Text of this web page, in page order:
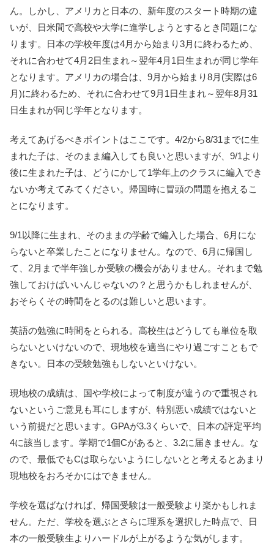
ん。しかし、アメリカと日本の、新年度のスタート時期の違
いが、日米間で高校や大学に進学しようとするとき問題にな
ります。日本の学校年度は4月から始まり3月に終わるため、
それに合わせて4月2日生まれ～翌年4月1日生まれが同じ学年
となります。アメリカの場合は、9月から始まり8月(実際は6
月)に終わるため、それに合わせて9月1日生まれ～翌年8月31
日生まれが同じ学年となります。
考えてあげるべきポイントはここです。4/2から8/31までに生
まれた子は、そのまま編入しても良いと思いますが、9/1より
後に生まれた子は、どうにかして1学年上のクラスに編入でき
ないか考えてみてください。帰国時に冒頭の問題を抱えるこ
とになります。
9/1以降に生まれ、そのままの学齢で編入した場合、6月にな
らないと卒業したことになりません。なので、6月に帰国し
て、2月まで半年強しか受験の機会がありません。それまで勉
強しておけばいいんじゃないの？と思うかもしれませんが、
おそらくその時間をとるのは難しいと思います。
英語の勉強に時間をとられる。高校生はどうしても単位を取
らないといけないので、現地校を適当にやり過ごすこともで
きない。日本の受験勉強もしないといけない。
現地校の成績は、国や学校によって制度が違うので重視され
ないというご意見も耳にしますが、特別悪い成績ではないと
いう前提だと思います。GPAが3.3くらいで、日本の評定平均
4に該当します。学期で1個Cがあると、3.2に届きません。な
ので、最低でもCは取らないようにしないとと考えるとあまり
現地校をおろそかにはできません。
学校を選ばなければ、帰国受験は一般受験より楽かもしれま
せん。ただ、学校を選ぶとさらに理系を選択した時点で、日
本の一般受験生よりハードルが上がるような気がします。